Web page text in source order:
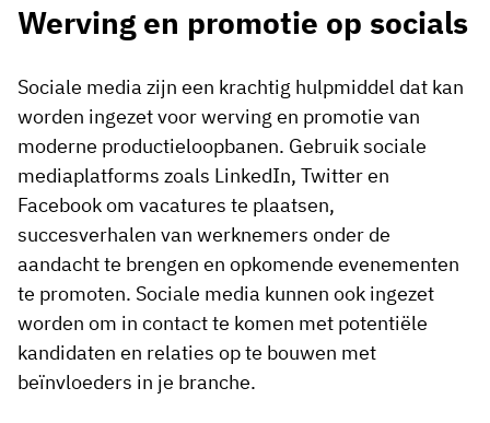
Werving en promotie op socials
Sociale media zijn een krachtig hulpmiddel dat kan
worden ingezet voor werving en promotie van
moderne productieloopbanen. Gebruik sociale
mediaplatforms zoals LinkedIn, Twitter en
Facebook om vacatures te plaatsen,
succesverhalen van werknemers onder de
aandacht te brengen en opkomende evenementen
te promoten. Sociale media kunnen ook ingezet
worden om in contact te komen met potentiële
kandidaten en relaties op te bouwen met
beïnvloeders in je branche.